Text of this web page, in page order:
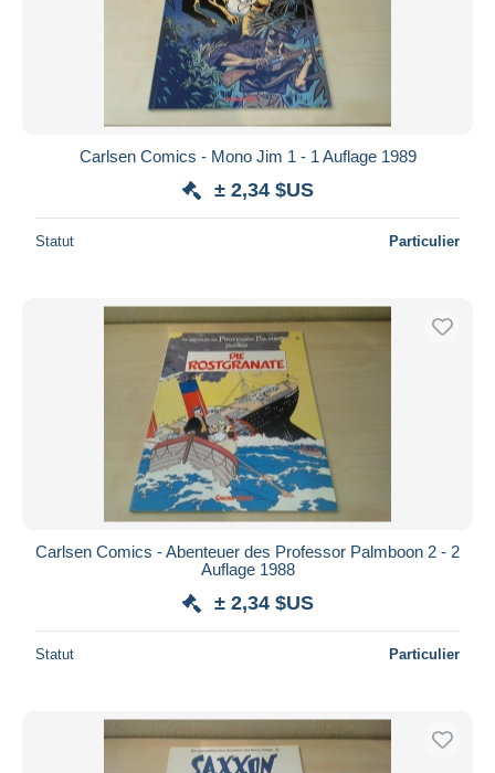
Carlsen Comics - Mono Jim 1 - 1 Auflage 1989
± 2,34 $US
Statut Particulier
Carlsen Comics - Abenteuer des Professor Palmboon 2 - 2
Auflage 1988
± 2,34 $US
Statut Particulier